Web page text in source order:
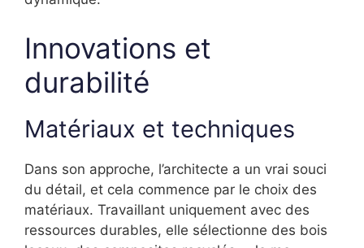
Innovations et
durabilité
Matériaux et techniques
Dans son approche, l’architecte a un vrai souci
du détail, et cela commence par le choix des
matériaux. Travaillant uniquement avec des
ressources durables, elle sélectionne des bois